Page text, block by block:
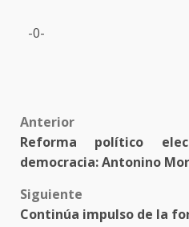
-0-
Post
navigation
Anterior
Reforma político
democracia: Antonino
Siguiente
Continúa impulso de la